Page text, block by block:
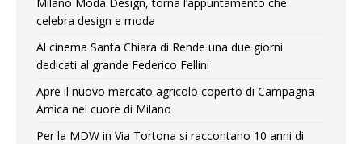
celebra design e moda
Al cinema Santa Chiara di Rende una due giorni
dedicati al grande Federico Fellini
Apre il nuovo mercato agricolo coperto di Campagna
Amica nel cuore di Milano
Per la MDW in Via Tortona si raccontano 10 anni di